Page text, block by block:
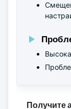
Получите